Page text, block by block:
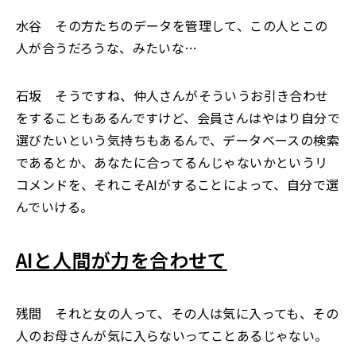
水谷 その方たちのデータを管理して、この人とこの
人が合うだろうな、みたいな…
石坂 そうですね、仲人さんがそういうお引き合わせ
をすることもあるんですけど、会員さんはやはり自分で
選びたいという気持ちもあるんで、データベースの検索
であるとか、あなたに合ってるんじゃないかというリ
コメンドを、それこそAIがすることによって、自分で選
んでいける。
AIと人間が力を合わせて
残間 それと女の人って、その人は気に入っても、その
人のお母さんが気に入らないってことあるじゃない。